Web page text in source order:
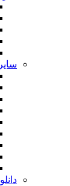
سایر
هنر
دانلود